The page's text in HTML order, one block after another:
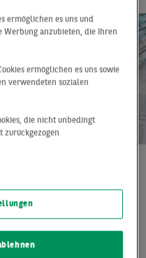
Wilhelm-Marx-
über 1.300
im Herbst 2018
GmbH die
ermöglichen es uns und
anzubieten, die Ihren
ermöglichen es uns sowie
verwendeten sozialen
die nicht unbedingt
zurückgezogen